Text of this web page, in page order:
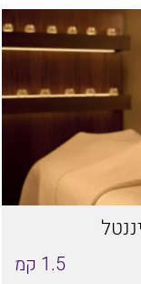
1.5 קמ